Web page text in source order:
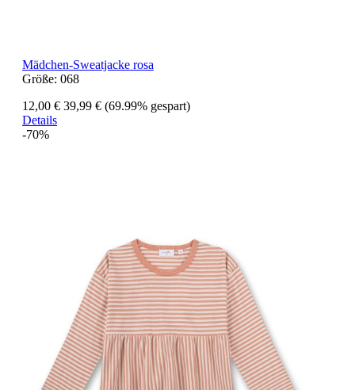
Mädchen-Sweatjacke rosa
Größe: 068
12,00 € 39,99 € (69.99% gespart)
Details
-70%